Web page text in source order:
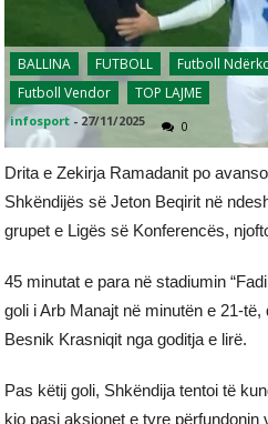
BALLINA FUTBOLL Futboll
Futboll Vendor
TOP LAJME
infosport - 27/11/2025 0
Drita e Zekirja Ramadanit po
Shkëndijës së Jeton Beqirit në
grupet e Ligës së Konferencës,
45 minutat e para në stadiumin
goli i Arb Manajt në minutën e 21-
Besnik Krasniqit nga goditja e lirë.
Pas këtij goli, Shkëndija tentoi të
kjo pasi aksionet e tyre